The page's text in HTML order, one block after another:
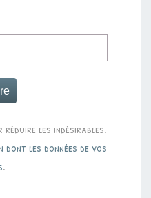
les indésirables.
les données de vos
.